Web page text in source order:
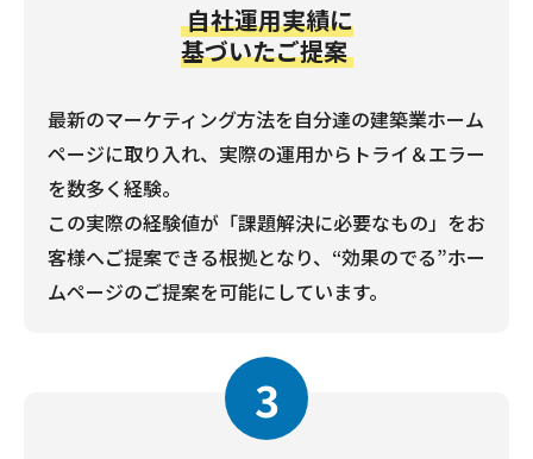
自社運用実績に
基づいたご提案
最新のマーケティング方法を自分達の建築業ホーム
ページに取り入れ、実際の運用からトライ＆エラー
を数多く経験。
この実際の経験値が「課題解決に必要なもの」をお
客様へご提案できる根拠となり、“効果のでる”ホー
ムページのご提案を可能にしています。
3